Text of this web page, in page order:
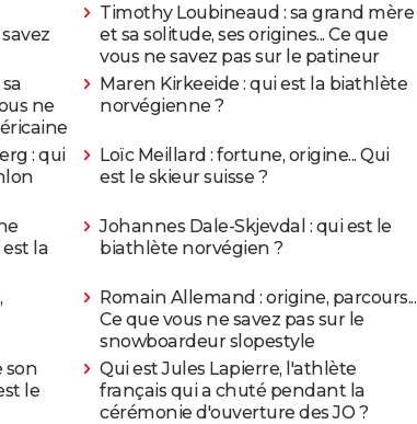
Timothy Loubineaud : sa grand mère
et sa solitude, ses origines... Ce que
vous ne savez pas sur le patineur
ne
Maren Kirkeeide : qui est la biathlète
norvégienne ?
: qui
Loïc Meillard : fortune, origine... Qui
est le skieur suisse ?
la
Johannes Dale-Skjevdal : qui est le
biathlète norvégien ?
Romain Allemand : origine, parcours...
Ce que vous ne savez pas sur le
snowboardeur slopestyle
son
le
Qui est Jules Lapierre, l'athlète
français qui a chuté pendant la
cérémonie d'ouverture des JO ?